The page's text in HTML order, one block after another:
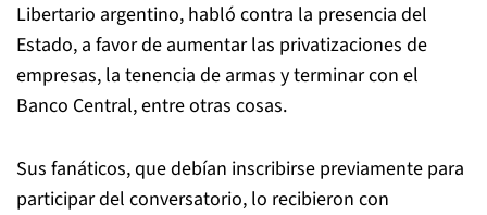
Libertario argentino, habló contra la presencia del
Estado, a favor de aumentar las privatizaciones de
empresas, la tenencia de armas y terminar con el
Banco Central, entre otras cosas.
Sus fanáticos, que debían inscribirse previamente para
participar del conversatorio, lo recibieron con